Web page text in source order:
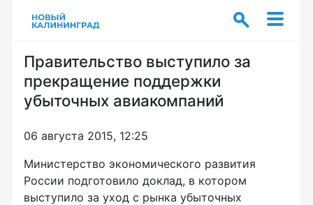
Правительство выступило за
прекращение поддержки
убыточных авиакомпаний
06 августа 2015, 12:25
Министерство экономического развития
России подготовило доклад, в котором
выступило за уход с рынка убыточных